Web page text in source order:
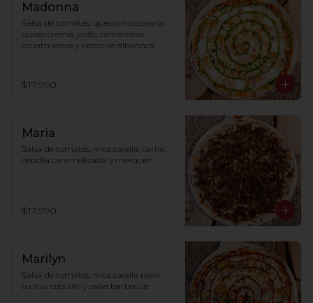
Madonna
Salsa de tomates, queso mozzarella,
queso crema, pollo, camarones
ecuatorianos y pesto de albahaca.
$17.990
Maria
Salsa de tomates, mozzarella, carne,
cebolla caramelizada y merquén.
$17.990
Marilyn
Salsa de tomates, mozzarella pollo,
tocino, cebollín y salsa barbecue